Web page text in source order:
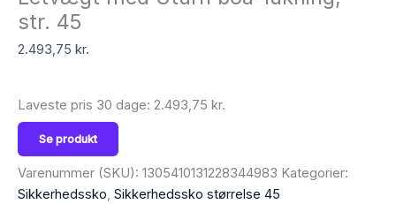
str. 45
2.493,75 kr.
Laveste pris 30 dage: 2.493,75 kr.
Se produkt
Varenummer (SKU): 1305410131228344983 Kategorier:
Sikkerhedssko, Sikkerhedssko størrelse 45